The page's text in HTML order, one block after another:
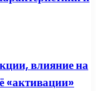
влияние на
«активации»